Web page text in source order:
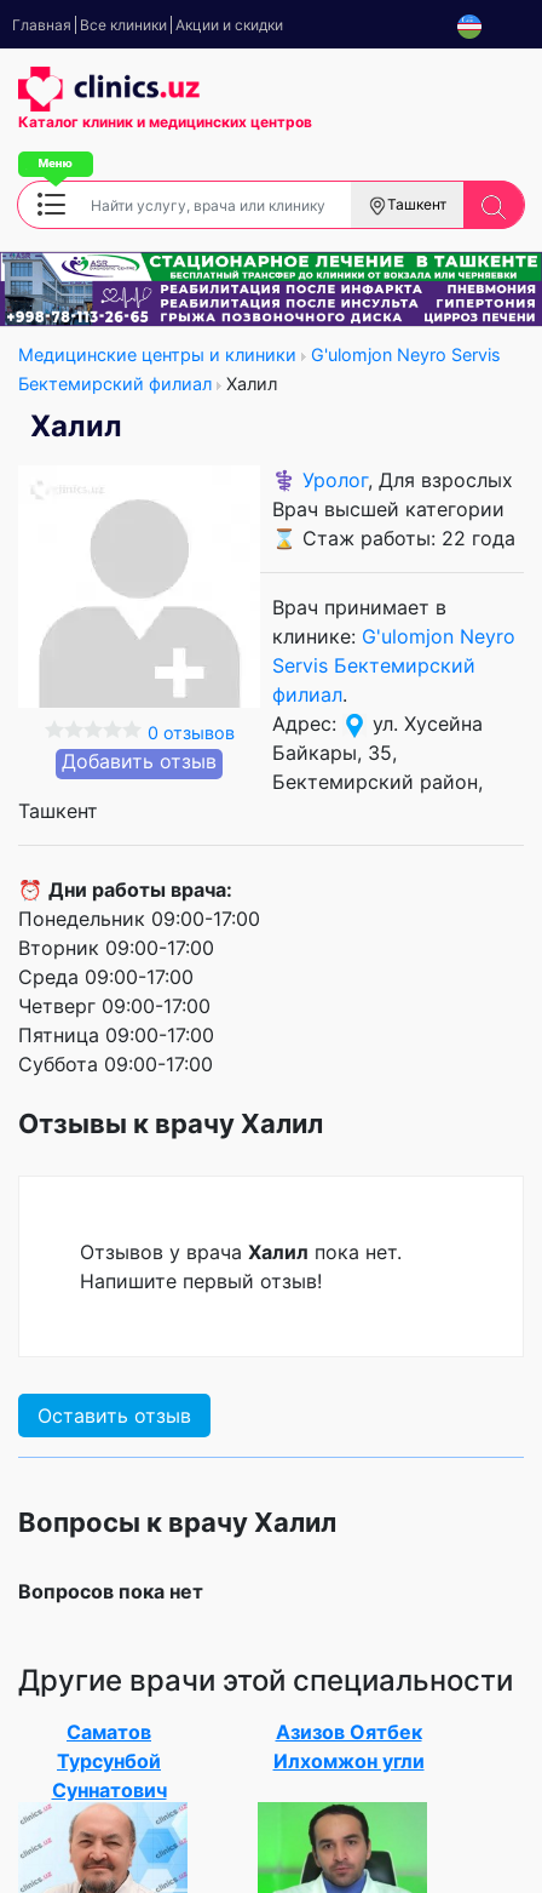
Главная Все клиники Акции и скидки
Каталог клиник и медицинских центров
Ташкент
Медицинские центры и клиники
G'ulomjon Neyro Servis
Бектемирский филиал
Халил
Халил
0 отзывов
Добавить отзыв
⚕️ Уролог, Для взрослых
Врач высшей категории
⌛ Стаж работы: 22 года
Врач принимает в
клинике: G'ulomjon Neyro
Servis Бектемирский
филиал.
Адрес:
ул. Хусейна
Байкары, 35,
Бектемирский район,
Ташкент
⏰ Дни работы врача:
Понедельник 09:00-17:00
Вторник 09:00-17:00
Среда 09:00-17:00
Четверг 09:00-17:00
Пятница 09:00-17:00
Суббота 09:00-17:00
Отзывы к врачу Халил
Отзывов у врача Халил пока нет.
Напишите первый отзыв!
Оставить отзыв
Вопросы к врачу Халил
Вопросов пока нет
Другие врачи этой специальности
Саматов
Турсунбой
Суннатович
Азизов Оятбек
Илхомжон угли